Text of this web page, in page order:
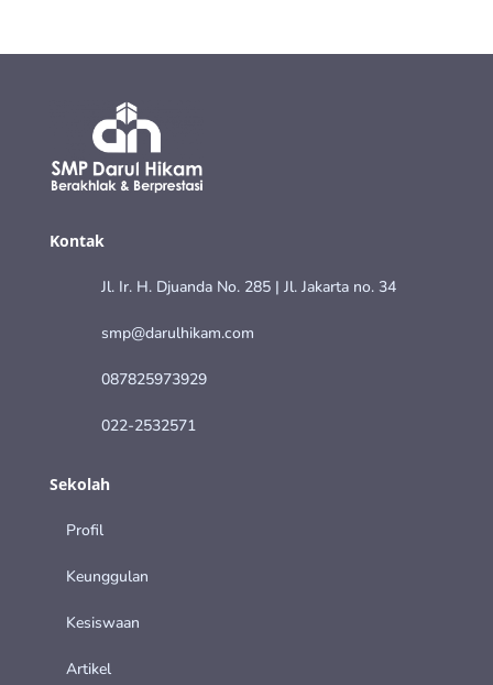
Kontak
Jl. Ir. H. Djuanda No. 285 | Jl. Jakarta no. 34
smp@darulhikam.com
087825973929
022-2532571
Sekolah
Profil
Keunggulan
Kesiswaan
Artikel